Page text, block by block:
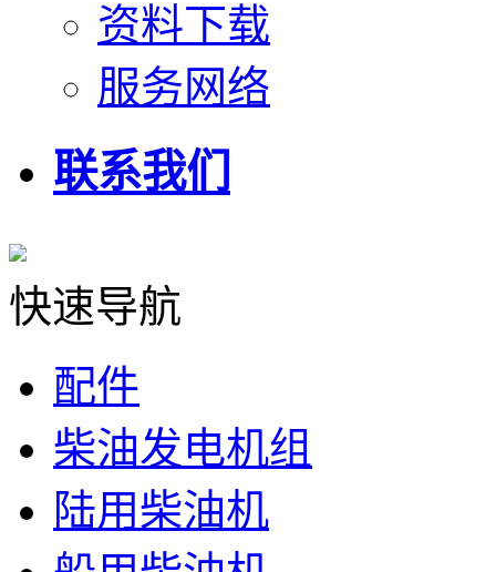
资料下载
服务网络
联系我们
快速导航
配件
柴油发电机组
陆用柴油机